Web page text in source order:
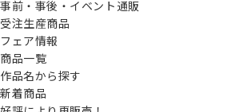
事前・事後・イベント通販
受注生産商品
フェア情報
商品一覧
作品名から探す
新着商品